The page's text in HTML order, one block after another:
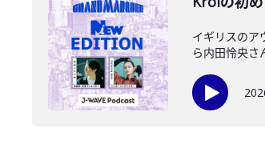
イギリスのア
ら内田怜央さ